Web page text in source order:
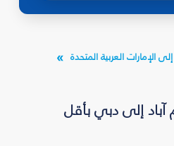
إلى الإمارات العربية المتحدة
إلى دبي بأقل